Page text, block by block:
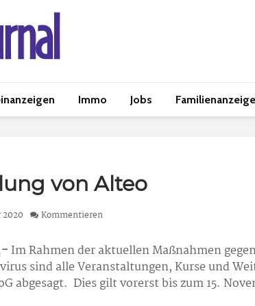
Immo Jobs
von Alteo
2020 Kommentieren
Im Rahmen der aktuellen Maßnahmen
sind alle Veranstaltungen, Kurse und
abgesagt. Dies gilt vorerst bis zum 15.